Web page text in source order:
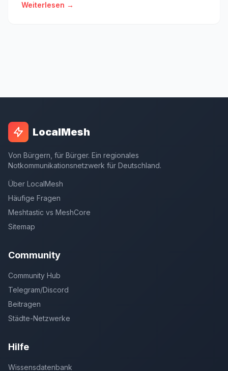
Weiterlesen →
LocalMesh
Von Bürgern, für Bürger. Ein regionales
Notkommunikationsnetzwerk für Deutschland.
Über LocalMesh
Häufige Fragen
Meshtastic vs MeshCore
Sitemap
Community
Community Hub
Telegram/Discord
Beitragen
Städte-Netzwerke
Hilfe
Wissensdatenbank